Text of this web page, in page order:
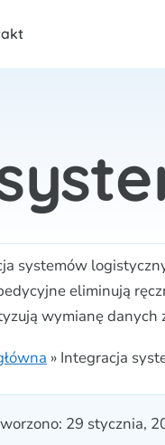
systemów
eliminują
wymianę danych
» Integracja
29 stycznia,